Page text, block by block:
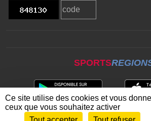
SPORTS
Ce site utilise des cookies et vous
ceux que vous souhaitez activer